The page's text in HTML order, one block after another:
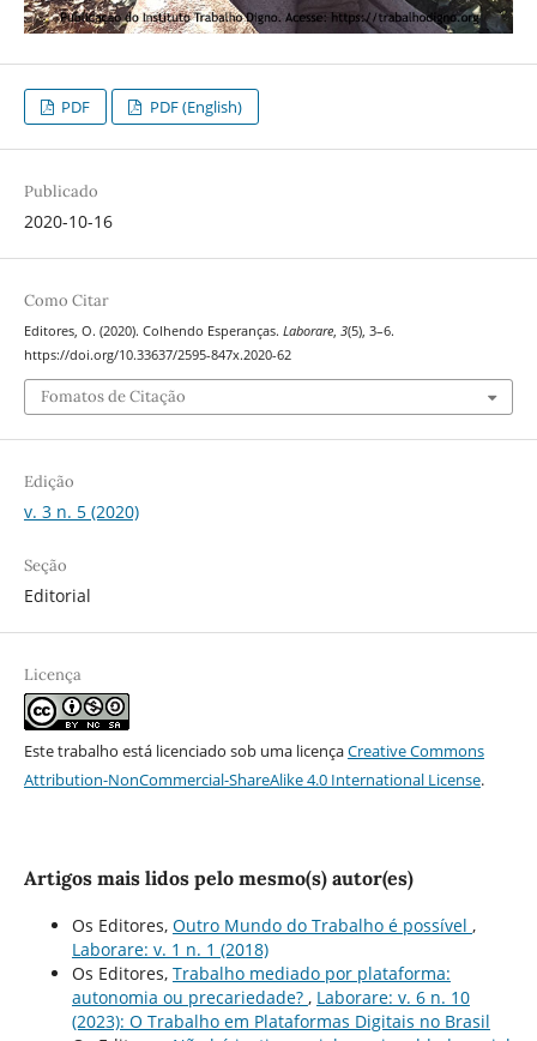
PDF PDF (English)
Publicado
2020-10-16
Como Citar
Editores, O. (2020). Colhendo Esperanças. Laborare, 3(5), 3–6.
https://doi.org/10.33637/2595-847x.2020-62
Fomatos de Citação
Edição
v. 3 n. 5 (2020)
Seção
Editorial
Licença
Este trabalho está licenciado sob uma licençaCreative Commons
Attribution-NonCommercial-ShareAlike 4.0 International License.
Artigos mais lidos pelo mesmo(s) autor(es)
Os Editores, Outro Mundo do Trabalho é possí­vel ,
Laborare: v. 1 n. 1 (2018)
Os Editores, Trabalho mediado por plataforma:
autonomia ou precariedade? , Laborare: v. 6 n. 10
(2023): O Trabalho em Plataformas Digitais no Brasil